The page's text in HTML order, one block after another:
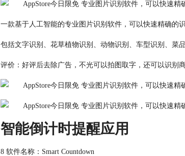
一款基于人工智能的专业图片识别软件，可以快速精确的识
包括文字识别、花草植物识别、动物识别、车型识别、菜
评价：好评后去除广告，不光可以拍图取字，还可以识别商
智能倒计时提醒应用
8 软件名称：Smart Countdown